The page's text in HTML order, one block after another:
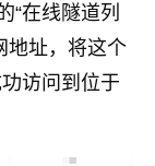
“在线隧道列
地址，将这个
访问到位于